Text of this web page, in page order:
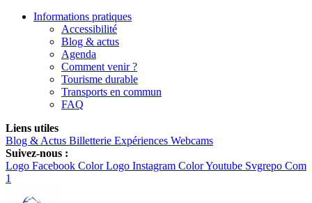
Informations pratiques
Accessibilité
Blog & actus
Agenda
Comment venir ?
Tourisme durable
Transports en commun
FAQ
Liens utiles
Blog & Actus Billetterie Expériences Webcams
Suivez-nous :
Logo Facebook Color Logo Instagram ColorYoutube Svgrepo Com
1